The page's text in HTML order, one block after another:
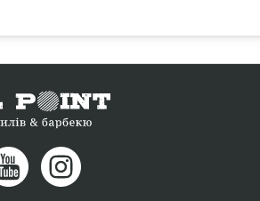
грилей GrillPoint. Посмотрите и
нашим сотрудникам на номер